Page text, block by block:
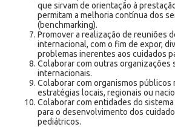
que sirvam de orientação à
permitam a melhoria contínua dos
(benchmarking).
Promover a realização de reuniões
internacional, com o fim de expor,
problemas inerentes aos cuidados
Colaborar com outras organizações
internacionais.
Colaborar com organismos públicos
estratégias locais, regionais ou
Colaborar com entidades do
para o desenvolvimento dos
pediátricos.